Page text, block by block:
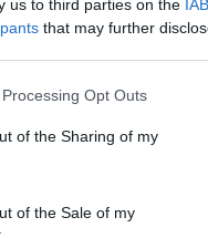
us to third parties on the
that may further
Opt Outs
of the Sharing of my
of the Sale of my